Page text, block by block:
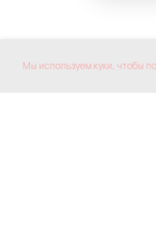
Мы используем куки, чтобы